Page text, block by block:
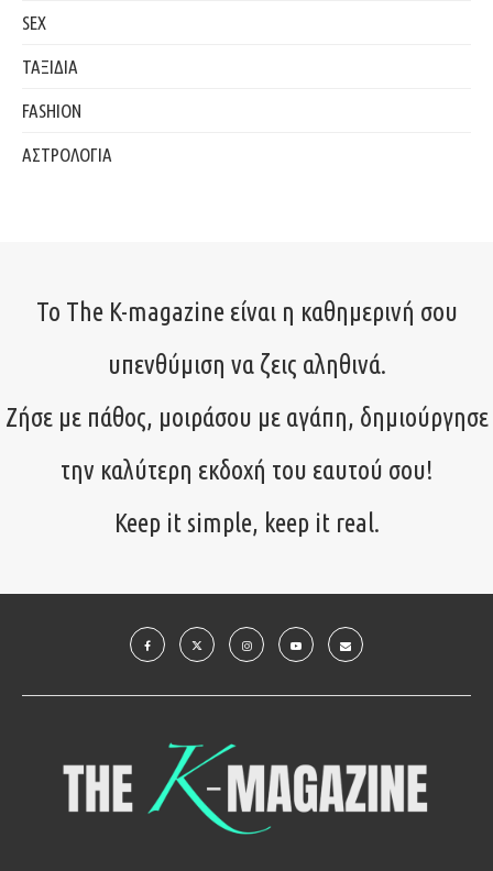
SEX
ΤΑΞΙΔΙΑ
FASHION
ΑΣΤΡΟΛΟΓΙΑ
Το The K-magazine είναι η καθημερινή σου
υπενθύμιση να ζεις αληθινά.
Ζήσε με πάθος, μοιράσου με αγάπη, δημιούργησε
την καλύτερη εκδοχή του εαυτού σου!
Keep it simple, keep it real.